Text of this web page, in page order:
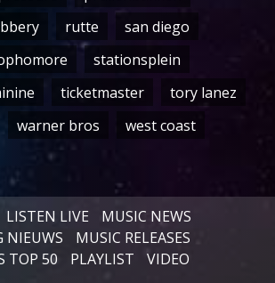
rutte
san diego
stationsplein
ticketmaster
tory lanez
warner bros
west coast
LISTEN LIVE
MUSIC NEWS
NIEUWS
MUSIC RELEASES
TOP 50
PLAYLIST VIDEO